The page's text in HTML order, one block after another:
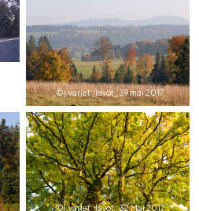
_©j.varlet_lavot_39 mai 2017
_©j.varlet_lavot_32 Mai 2017